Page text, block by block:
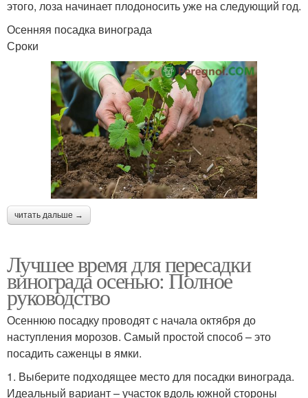
этого, лоза начинает плодоносить уже на следующий год.
Осенняя посадка винограда
Сроки
читать дальше →
Лучшее время для пересадки
винограда осенью: Полное
руководство
Осеннюю посадку проводят с начала октября до
наступления морозов. Самый простой способ – это
посадить саженцы в ямки.
1. Выберите подходящее место для посадки винограда.
Идеальный вариант – участок вдоль южной стороны